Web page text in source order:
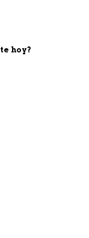
hoy?